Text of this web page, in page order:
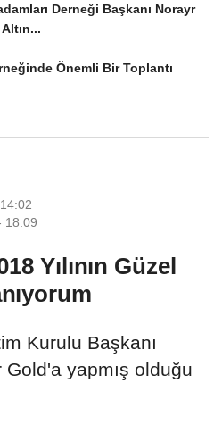
Derneği Başkanı Norayr
Önemli Bir Toplantı
18:09
Yılının Güzel
Kurulu Başkanı
Gold'a yapmış olduğu